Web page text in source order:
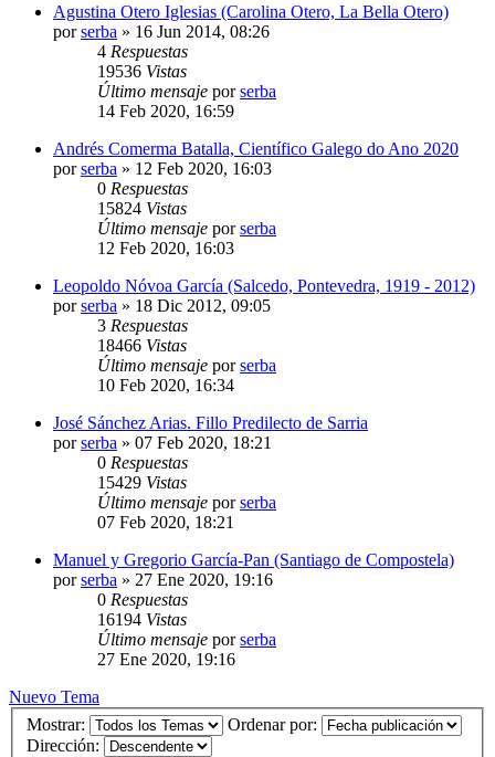
Agustina Otero Iglesias (Carolina Otero, La Bella Otero)
porserba » 16 Jun 2014, 08:26
4 Respuestas
19536 Vistas
Último mensaje porserba
14 Feb 2020, 16:59
Andrés Comerma Batalla, Científico Galego do Ano 2020
porserba » 12 Feb 2020, 16:03
0 Respuestas
15824 Vistas
Último mensaje porserba
12 Feb 2020, 16:03
Leopoldo Nóvoa García (Salcedo, Pontevedra, 1919 - 2012)
porserba » 18 Dic 2012, 09:05
3 Respuestas
18466 Vistas
Último mensaje porserba
10 Feb 2020, 16:34
José Sánchez Arias. Fillo Predilecto de Sarria
porserba » 07 Feb 2020, 18:21
0 Respuestas
15429 Vistas
Último mensaje porserba
07 Feb 2020, 18:21
Manuel y Gregorio García-Pan (Santiago de Compostela)
porserba » 27 Ene 2020, 19:16
0 Respuestas
16194 Vistas
Último mensaje porserba
27 Ene 2020, 19:16
Nuevo Tema
Mostrar:
Ordenar por:
Dirección: